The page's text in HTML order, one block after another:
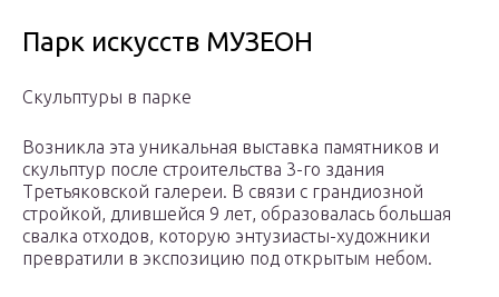
Парк искусств МУЗЕОН
Скульптуры в парке
Возникла эта уникальная выставка памятников и
скульптур после строительства 3-го здания
Третьяковской галереи. В связи с грандиозной
стройкой, длившейся 9 лет, образовалась большая
свалка отходов, которую энтузиасты-художники
превратили в экспозицию под открытым небом.